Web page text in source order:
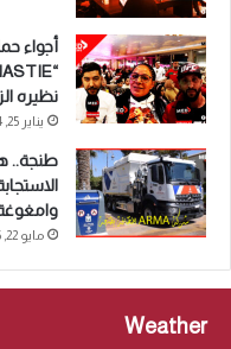
أجواء
نظيره
يناير 25, 2024
مايو 22, 2025
Weather